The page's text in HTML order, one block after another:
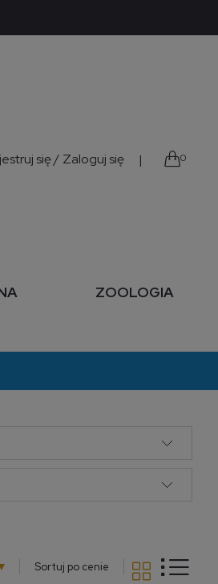
się / Zaloguj się | 0
ZOOLOGIA
Sortuj po cenie